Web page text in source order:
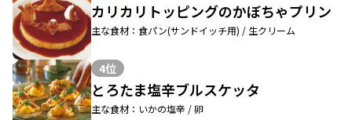
カリカリトッピングのかぼちゃプリン
主な食材：食パン(サンドイッチ用) / 生クリーム
4位
とろたま塩辛ブルスケッタ
主な食材：いかの塩辛 / 卵